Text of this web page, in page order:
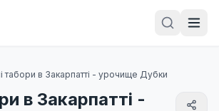
табори в Закарпатті - урочище Дубки
в Закарпатті -